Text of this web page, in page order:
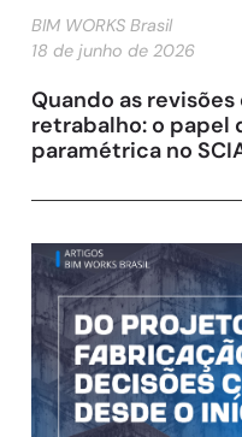
Quando as
retrabalho: o papel
paramétrica no
BIM WORKS Brasil
18 de junho de 2026